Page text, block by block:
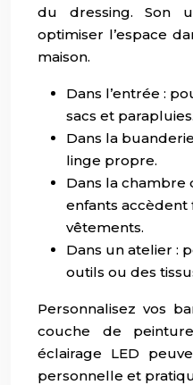
du dressing. Son
optimiser l’espace
maison.
Dans l’entrée :
sacs et parapluies.
Dans la
linge propre.
Dans la chambre
enfants accèdent
vêtements.
Dans un atelier :
outils ou des
Personnalisez vos
couche de
éclairage LED
personnelle et